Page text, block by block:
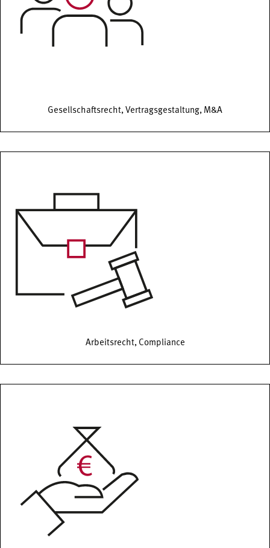
Gesellschaftsrecht, Vertragsgestaltung, M&A
Arbeitsrecht, Compliance